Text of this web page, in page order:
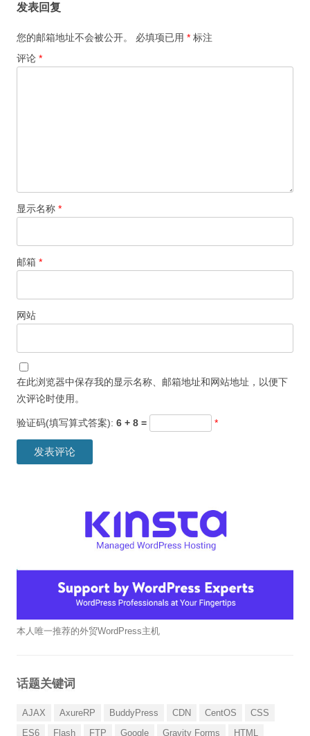
发表回复
您的邮箱地址不会被公开。 必填项已用 * 标注
评论 *
显示名称 *
邮箱 *
网站
在此浏览器中保存我的显示名称、邮箱地址和网站地址，以便下
次评论时使用。
验证码(填写算式答案): 6 + 8 = *
本人唯一推荐的外贸WordPress主机
话题关键词
AJAX AxureRP BuddyPress CDN CentOS
CSS
ES6
Flash FTP Google Gravity Forms HTML